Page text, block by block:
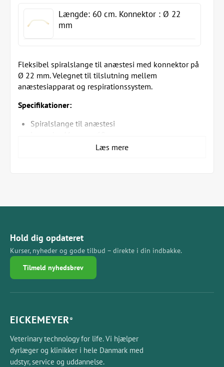
Længde: 60 cm. Konnektor : Ø 22
mm
Fleksibel spiralslange til anæstesi med konnektor på
Ø 22 mm. Velegnet til tilslutning mellem
anæstesiapparat og respirationssystem.
Specifikationer:
Spiralslange til anæstesi
Konnektor: Ø 22 mmLæs mere
Hold dig opdateret
Kurser, nyheder og gode tilbud – direkte i din indbakke.
Tilmeld nyhedsbrev
EICKEMEYER®
Veterinary technology for life. Vi hjælper
dyrlæger og klinikker i hele Danmark med
udstyr, service og uddannelse.